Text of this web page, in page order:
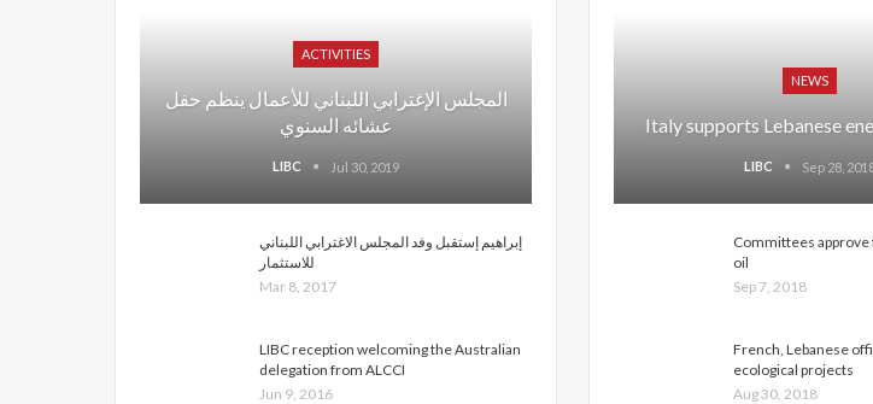
ACTIVITIES
المجلس الإغترابي اللبناني للأعمال ينظم حفل
عشائه السنوي
LIBC Jul 30, 2019
إبراهيم إستقبل وفد المجلس الاغترابي اللبناني
للاستثمار
Mar 8, 2017
LIBC reception welcoming the Australian
delegation from ALCCI
Jun 9, 2016
NEWS
Italy supports Lebanese
LIBC Sep 28,
Committees approve
oil
Sep 7, 2018
French, Lebanese
ecological projects
Aug 30, 2018